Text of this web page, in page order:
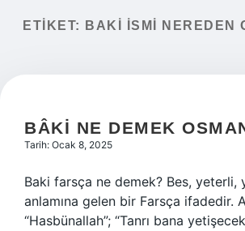
Yasal Uyarı
ETIKET: BAKI ISMI NEREDEN
BÂKI NE DEMEK
Tarih: Ocak 8, 2025
Baki farsça ne demek? Bes, yeterli,
anlamına gelen bir Farsça ifadedir.
“Hasbünallah”; “Tanrı bana